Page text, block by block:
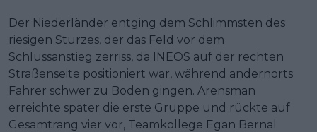
Der Niederländer entging dem Schlimmsten des
riesigen Sturzes, der das Feld vor dem
Schlussanstieg zerriss, da INEOS auf der rechten
Straßenseite positioniert war, während andernorts
Fahrer schwer zu Boden gingen. Arensman
erreichte später die erste Gruppe und rückte auf
Gesamtrang vier vor, Teamkollege Egan Bernal